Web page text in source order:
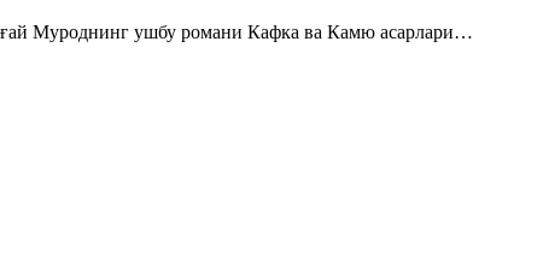
Муроднинг ушбу романи Кафка ва Камю асарлари…